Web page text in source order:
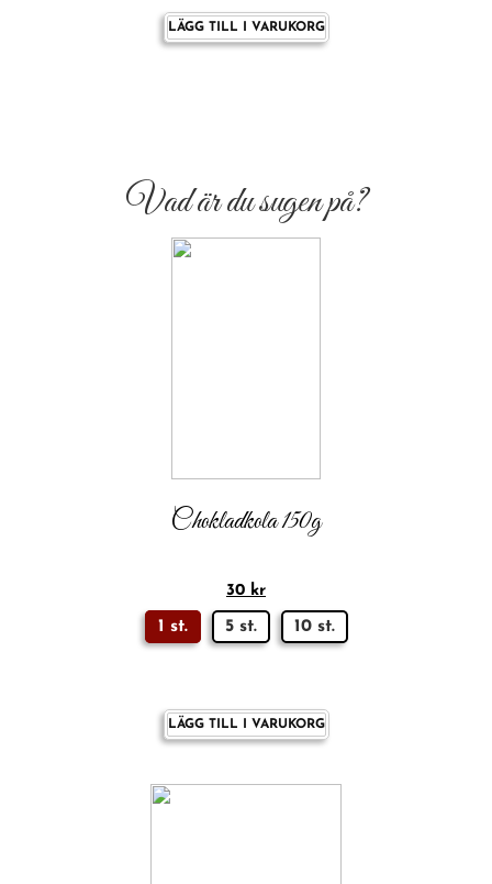
LÄGG TILL I VARUKORG
Vad är du sugen på?
Chokladkola 150g
30 kr
1 st. 5 st. 10 st.
LÄGG TILL I VARUKORG